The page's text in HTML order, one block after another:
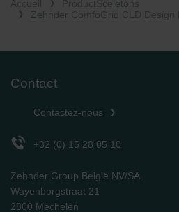
Zehnder Group Nederland bv:
Zehnder Group UK Limited:
Contact
Contactez-nous
+32 (0) 15 28 05 10
Zehnder Group België NV/SA
Wayenborgstraat 21
2800 Mechelen